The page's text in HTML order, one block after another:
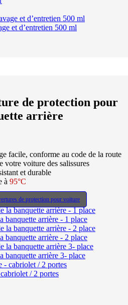
et d’entretien 500 ml
de protection pour
arrière
facile, conforme au code de la route
votre voiture des salissures
et durable
à 95°C
de protection pour voiture
banquette arrière - 1 place
banquette arrière - 2 place
banquette arrière 3- place
/ 2 portes